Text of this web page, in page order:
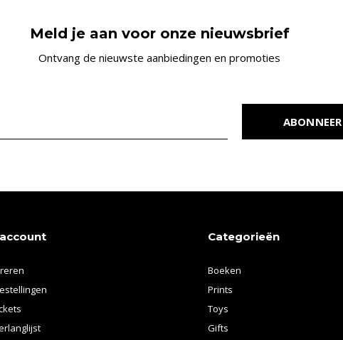
Meld je aan voor onze nieuwsbrief
Ontvang de nieuwste aanbiedingen en promoties
ABONNEER
Categorieën
Boeken
Prints
Toys
Gifts